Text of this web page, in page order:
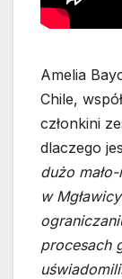
Amelia
Chile,
członkini
dlaczego
dużo
w
procesach